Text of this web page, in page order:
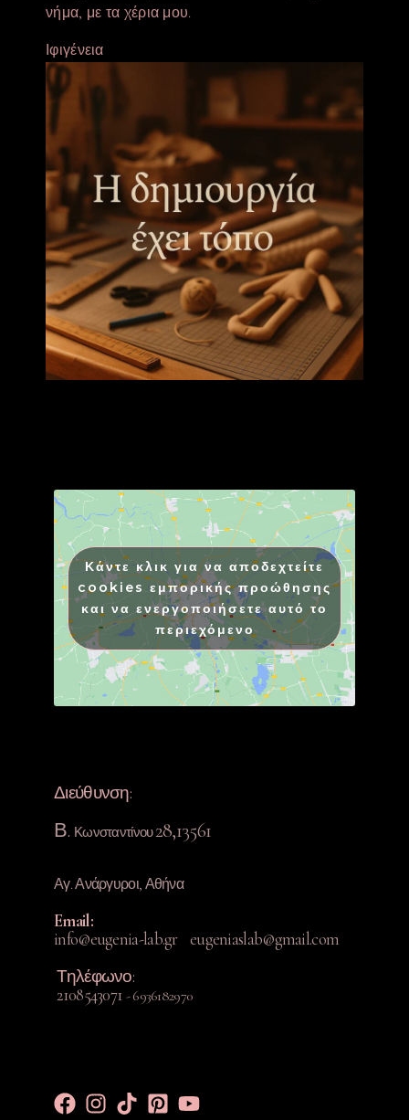
νήμα, με τα χέρια μου.
Ιφιγένεια
Κάντε κλικ για να αποδεχτείτε
cookies εμπορικής προώθησης
και να ενεργοποιήσετε αυτό το
περιεχόμενο
Διεύθυνση:
Β. Κωνσταντίνου28,13561
Αγ. Ανάργυροι, Αθήνα
Email:
info@eugenia-lab.gr eugeniaslab@gmail.com
Τηλέφωνο:
2108543071 - 6936182970